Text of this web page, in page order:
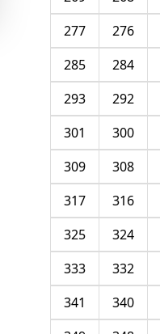
276
277
284
285
292
293
300
301
308
309
316
317
324
325
332
333
340
341